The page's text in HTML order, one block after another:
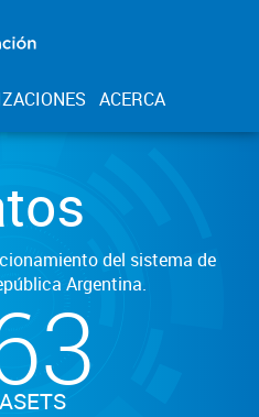
ACERCA
del sistema de
Argentina.